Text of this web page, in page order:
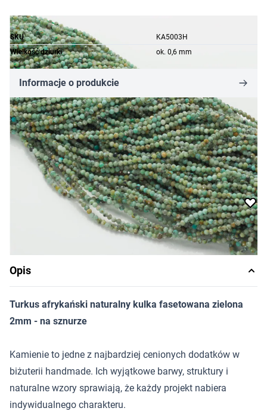
SKU
KA5003H
Wielkość dziurki
ok. 0,6 mm
Informacje o produkcie
28,75 zł
Cena za sznur
Długość sznura: ok. 37-40cm
Dostępność:produkt niedostępny
Powiadom o dostępności
Opis
Turkus afrykański naturalny kulka fasetowana zielona
2mm - na sznurze
Kamienie to jedne z najbardziej cenionych dodatków w
biżuterii handmade. Ich wyjątkowe barwy, struktury i
naturalne wzory sprawiają, że każdy projekt nabiera
indywidualnego charakteru.